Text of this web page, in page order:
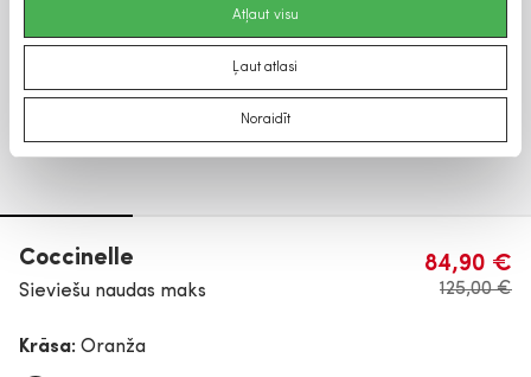
Atļaut visu
Ļaut atlasi
Noraidīt
Coccinelle
Sieviešu naudas maks
84,90 €
125,00 €
Krāsa: Oranža